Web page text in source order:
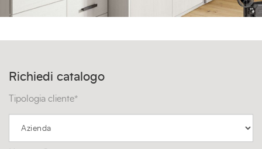
Richiedi catalogo
Tipologia cliente*